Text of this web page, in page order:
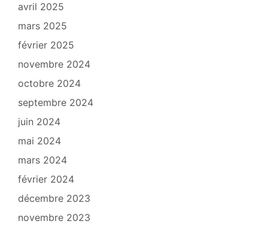
avril 2025
mars 2025
février 2025
novembre 2024
octobre 2024
septembre 2024
juin 2024
mai 2024
mars 2024
février 2024
décembre 2023
novembre 2023